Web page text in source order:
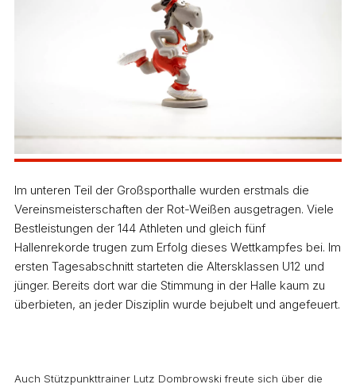
Im unteren Teil der Großsporthalle wurden erstmals die
Vereinsmeisterschaften der Rot-Weißen ausgetragen. Viele
Bestleistungen der 144 Athleten und gleich fünf
Hallenrekorde trugen zum Erfolg dieses Wettkampfes bei. Im
ersten Tagesabschnitt starteten die Altersklassen U12 und
jünger. Bereits dort war die Stimmung in der Halle kaum zu
überbieten, an jeder Disziplin wurde bejubelt und angefeuert.
Auch Stützpunkttrainer Lutz Dombrowski freute sich über die